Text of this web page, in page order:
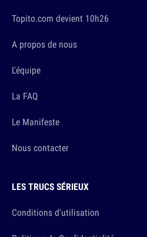
Topito.com devient 10h26
A propos de nous
L'équipe
La FAQ
Le Manifeste
Nous contacter
LES TRUCS SÉRIEUX
Conditions d'utilisation